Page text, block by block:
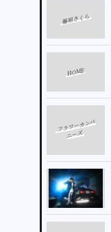
藤原さくら
HOME
フラワーカンパ
ニーズ